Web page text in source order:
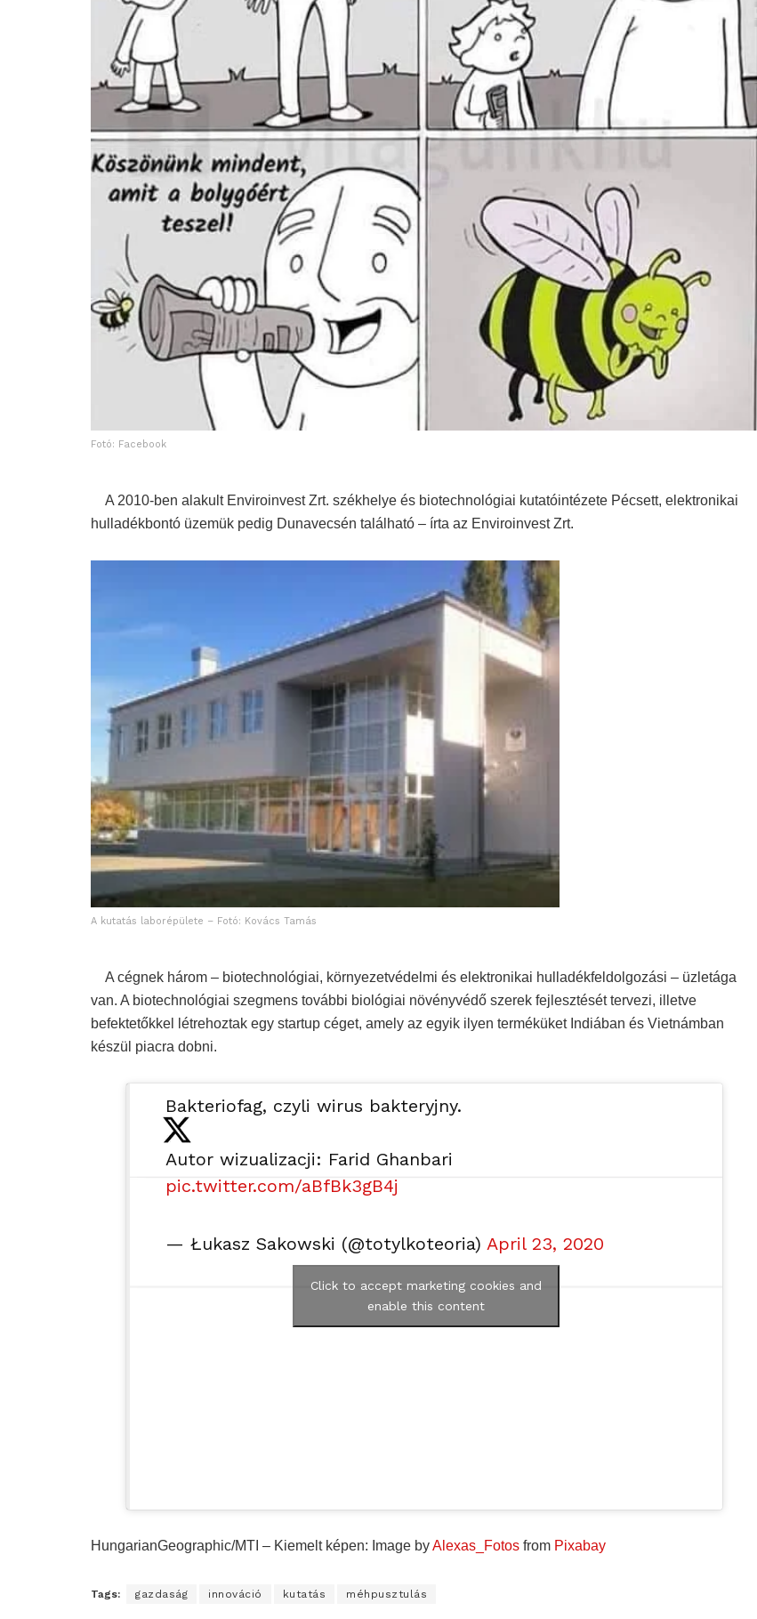
Fotó: Facebook
A 2010-ben alakult Enviroinvest Zrt. székhelye és biotechnológiai kutatóintézete Pécsett, elektronikai
hulladékbontó üzemük pedig Dunavecsén található – írta az Enviroinvest Zrt.
A kutatás laborépülete – Fotó: Kovács Tamás
A cégnek három – biotechnológiai, környezetvédelmi és elektronikai hulladékfeldolgozási – üzletága
van. A biotechnológiai szegmens további biológiai növényvédő szerek fejlesztését tervezi, illetve
befektetőkkel létrehoztak egy startup céget, amely az egyik ilyen terméküket Indiában és Vietnámban
készül piacra dobni.
Bakteriofag, czyli wirus bakteryjny.
Autor wizualizacji: Farid Ghanbari
pic.twitter.com/aBfBk3gB4j
— Łukasz Sakowski (@totylkoteoria) April 23, 2020
Click to accept marketing cookies and
enable this content
HungarianGeographic/MTI – Kiemelt képen: Image byAlexas_Fotos from Pixabay
Tags: gazdaság innováció kutatás méhpusztulás